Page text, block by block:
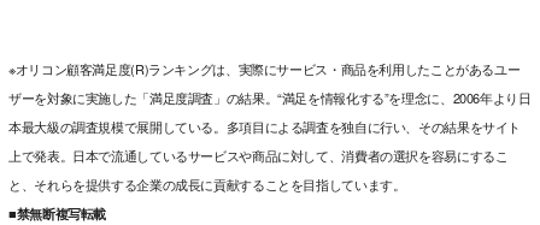
※オリコン顧客満足度(R)ランキングは、実際にサービス・商品を利用したことがあるユー
ザーを対象に実施した「満足度調査」の結果。“満足を情報化する”を理念に、2006年より日
本最大級の調査規模で展開している。多項目による調査を独自に行い、その結果をサイト
上で発表。日本で流通しているサービスや商品に対して、消費者の選択を容易にするこ
と、それらを提供する企業の成長に貢献することを目指しています。
■禁無断複写転載